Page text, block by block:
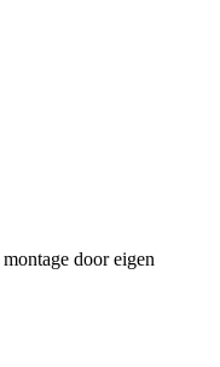
montage door eigen